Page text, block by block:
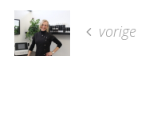
vorige